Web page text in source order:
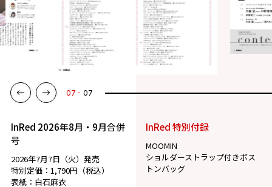
07 07
InRed 2026年8月・9月合併
号
2026年7月7日（火）発売
特別定価：1,790円（税込）
表紙：白石麻衣
InRed 特別付録
MOOMIN
ショルダーストラップ付きボス
トンバッグ